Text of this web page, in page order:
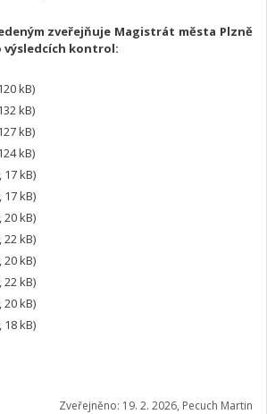
zveřejňuje Magistrát města Plzně
výsledcích kontrol:
kB)
kB)
kB)
kB)
17 kB)
17 kB)
kB)
kB)
kB)
kB)
20 kB)
kB)
Zveřejněno: 19. 2. 2026, Pecuch Martin